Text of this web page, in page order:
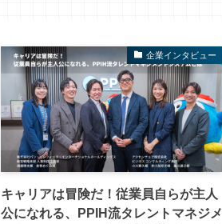
企業インタビュー
キャリアは冒険だ！従業員自らが主人
公になれる、PPIH流タレントマネジメ